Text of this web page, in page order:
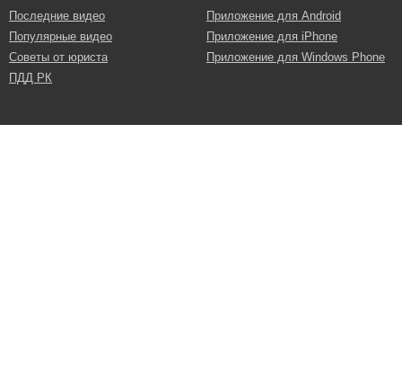
Последние видео
Популярные видео
Советы от юриста
ПДД РК
Приложение для Android
Приложение для iPhone
Приложение для Windows Phone